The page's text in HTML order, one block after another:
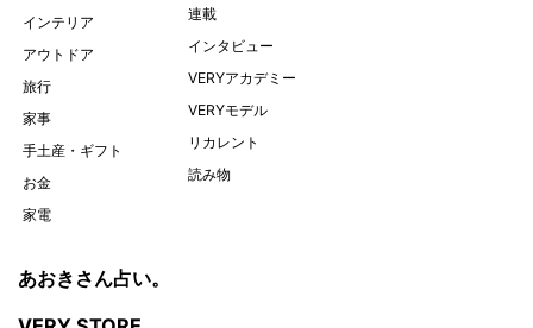
インテリア
アウトドア
旅行
家事
手土産・ギフト
お金
家電
連載
インタビュー
VERYアカデミー
VERYモデル
リカレント
読み物
あおきさん占い。